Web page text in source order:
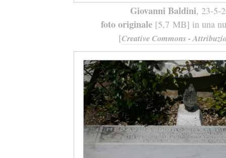
Giovanni Baldini, 23-5-
foto originale[5,7 MB] in una
[Creative Commons -